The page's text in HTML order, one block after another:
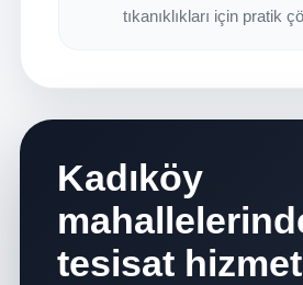
tıkanıklıkları için pratik
Kadıköy
tesisat